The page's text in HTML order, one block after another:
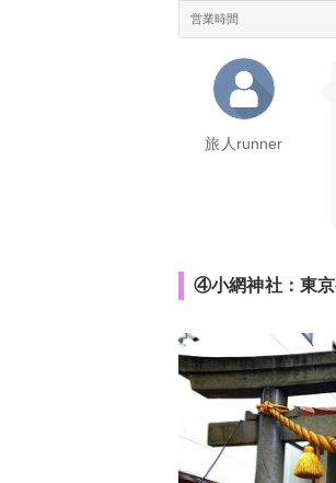
営業時間
旅人runner
④小網神社：東